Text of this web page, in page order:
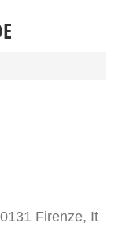
Firenze, It